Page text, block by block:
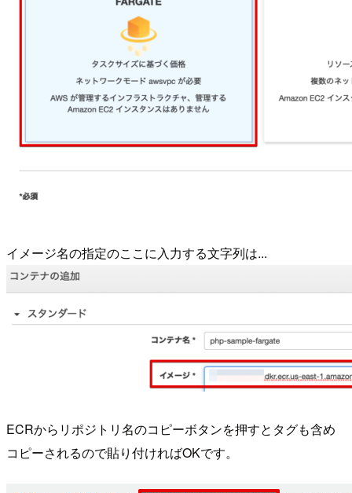
イメージ名の指定のここに入力する文字列は...
ECRからリポジトリ名のコピーボタンを押すとタグも含め
コピーされるので貼り付ければOKです。